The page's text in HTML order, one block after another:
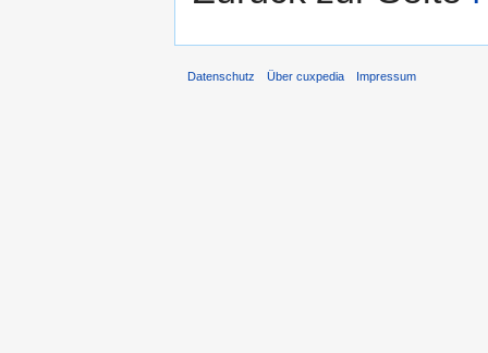
Datenschutz Über cuxpedia Impressum